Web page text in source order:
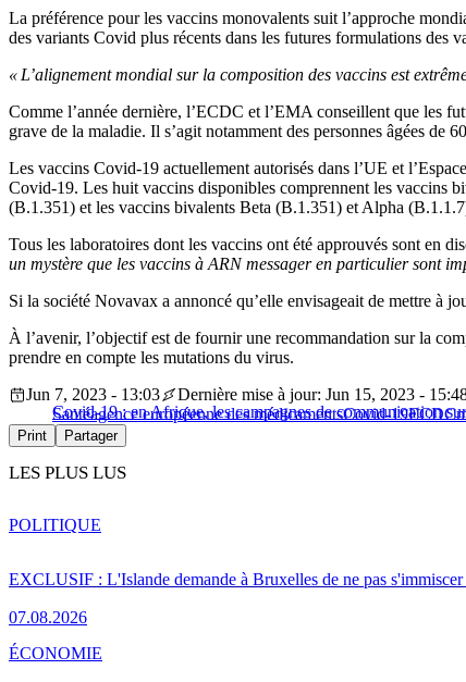
La préférence pour les vaccins monovalents suit l’approche
des variants Covid plus récents dans les futures formulations des
« L’alignement mondial sur la composition des vaccins est
Comme l’année dernière, l’ECDC et l’EMA conseillent que les
grave de la maladie. Il s’agit notamment des personnes âgées de
Les vaccins Covid-19 actuellement autorisés dans l’UE et
Covid-19. Les huit vaccins disponibles comprennent les vaccins
(B.1.351) et les vaccins bivalents Beta (B.1.351) et Alpha
Tous les laboratoires dont les vaccins ont été approuvés sont en
un mystère que les vaccins à ARN messager en particulier sont
Si la société Novavax a annoncé qu’elle envisageait de mettre à
À l’avenir, l’objectif est de fournir une recommandation sur la
prendre en compte les mutations du virus.
Covid-19 : en Afrique, les campagnes de communication
Jun 7, 2023 - 13:03
Dernière mise à jour: Jun 15, 2023 -
Santéagence européenne des médicamentsCovid-19ECDC
Print Partager
LES PLUS LUS
EXCLUSIF : L'Islande demande à Bruxelles de ne pas
07.08.2026
POLITIQUE
ÉCONOMIE